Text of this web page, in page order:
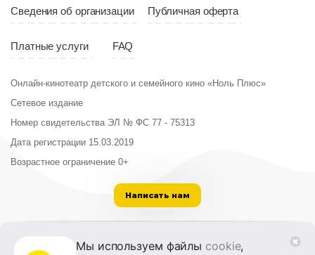
Мы используем файлы cookie,
Сведения об организации Публичная оферта
Платные услуги FAQ
Онлайн-кинотеатр детского и семейного кино «Ноль Плюс»
Сетевое издание
Номер свидетельства ЭЛ № ФС 77 - 75313
Дата регистрации 15.03.2019
Возрастное ограничение 0+
Написать нам
ООО «Институт развития кино и медиа»